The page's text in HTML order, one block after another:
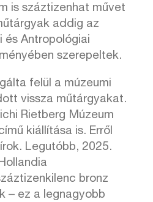
is száztizenhat művet
addig az
és Antropológiai
szerepeltek.
felül a múzeumi
vissza műtárgyakat.
Rietberg Múzeum
kiállítása is. Erről
Legutóbb, 2025.
bronz
– ez a legnagyobb